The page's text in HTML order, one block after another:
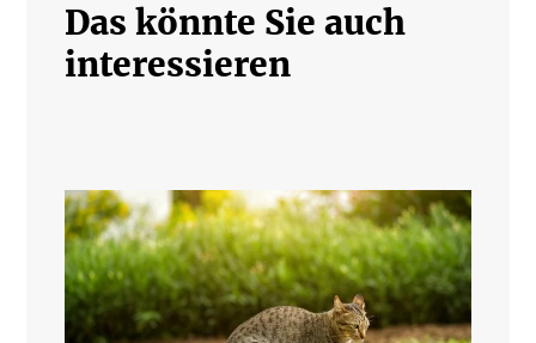
Das könnte Sie auch
interessieren